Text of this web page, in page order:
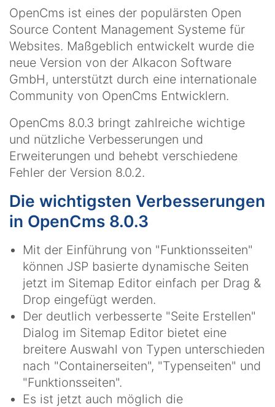
OpenCms ist eines der populärsten Open
Source Content Management Systeme für
Websites. Maßgeblich entwickelt wurde die
neue Version von der Alkacon Software
GmbH, unterstützt durch eine internationale
Community von OpenCms Entwicklern.
OpenCms 8.0.3 bringt zahlreiche wichtige
und nützliche Verbesserungen und
Erweiterungen und behebt verschiedene
Fehler der Version 8.0.2.
Die wichtigsten Verbesserungen
in OpenCms 8.0.3
Mit der Einführung von "Funktionsseiten"
können JSP basierte dynamische Seiten
jetzt im Sitemap Editor einfach per Drag &
Drop eingefügt werden.
Der deutlich verbesserte "Seite Erstellen"
Dialog im Sitemap Editor bietet eine
breitere Auswahl von Typen unterschieden
nach "Containerseiten", "Typenseiten" und
"Funktionsseiten".
Es ist jetzt auch möglich die